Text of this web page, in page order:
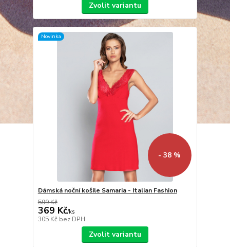
Zvolit variantu
Novinka
- 38 %
Dámská noční košile Samaria - Italian Fashion
599 Kč
369 Kč/ks
305 Kč bez DPH
Zvolit variantu